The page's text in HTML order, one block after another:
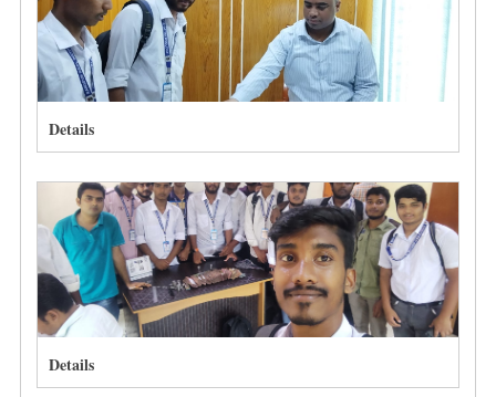
Details
Details